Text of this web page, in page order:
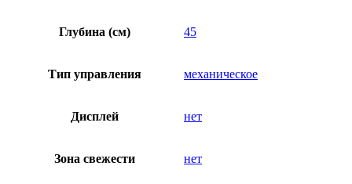
Глубина (см) 45
Тип управления механическое
Дисплей нет
Зона свежести нет